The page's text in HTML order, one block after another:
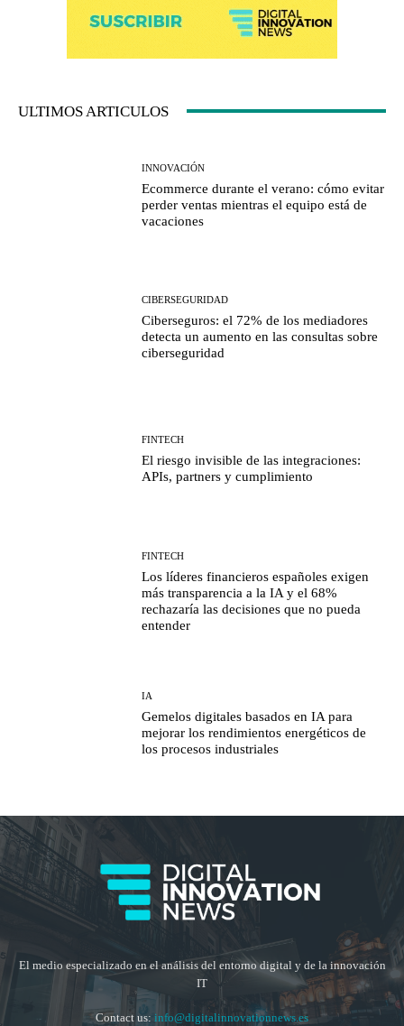
ULTIMOS ARTICULOS
INNOVACIÓN
Ecommerce durante el verano: cómo evitar
perder ventas mientras el equipo está de
vacaciones
CIBERSEGURIDAD
Ciberseguros: el 72% de los mediadores
detecta un aumento en las consultas sobre
ciberseguridad
FINTECH
El riesgo invisible de las integraciones:
APIs, partners y cumplimiento
FINTECH
Los líderes financieros españoles exigen
más transparencia a la IA y el 68%
rechazaría las decisiones que no pueda
entender
IA
Gemelos digitales basados en IA para
mejorar los rendimientos energéticos de
los procesos industriales
El medio especializado en el análisis del entorno digital y de la innovación
IT
Contact us: info@digitalinnovationnews.es